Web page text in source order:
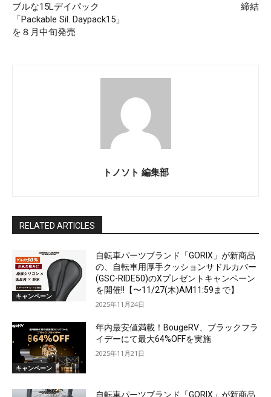
ブルな15Lデイパック
「Packable Sil. Daypack15」
を８月中旬発売
締結
トノソト 編集部
RELATED ARTICLES
キャンペーン
自転車パーツブランド「GORIX」が新商品
の、自転車用厚手クッションサドルカバー
(GSC-RIDE50)のXプレゼントキャンペーン
を開催!!【〜11/27(木)AM11:59まで】
2025年11月24日
キャンペーン
年内最安値満載！BougeRV、ブラックフラ
イデーにて最大64%OFFを実施
2025年11月21日
自転車パーツブランド「GORIX」が新商品